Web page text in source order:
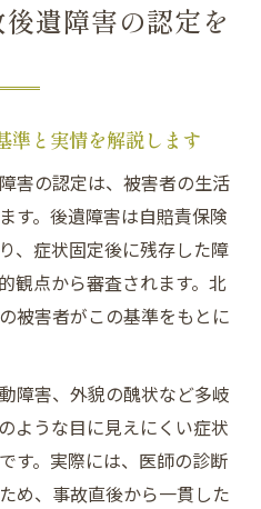
後遺障害も認定される
用した交通事故の認定サ
護士活用の新提案
相談が後遺障害対策に
害の賠償請求を強化す
い弁護士選びのコツを
知りたい弁護士依頼の流
士ができる具体的サポ
遺障害の認定を
準と実情を解説します
害の認定は、被害者の生活
す。後遺障害は自賠責保険
、症状固定後に残存した障
観点から審査されます。北
被害者がこの基準をもとに
障害、外貌の醜状など多岐
ような目に見えにくい症状
す。実際には、医師の診断
め、事故直後から一貫した